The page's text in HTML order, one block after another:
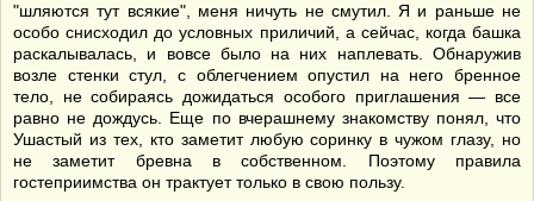
"шляются тут всякие", меня ничуть не смутил. Я и раньше не
особо снисходил до условных приличий, а сейчас, когда башка
раскалывалась, и вовсе было на них наплевать. Обнаружив
возле стенки стул, с облегчением опустил на него бренное
тело, не собираясь дожидаться особого приглашения — все
равно не дождусь. Еще по вчерашнему знакомству понял, что
Ушастый из тех, кто заметит любую соринку в чужом глазу, но
не заметит бревна в собственном. Поэтому правила
гостеприимства он трактует только в свою пользу.